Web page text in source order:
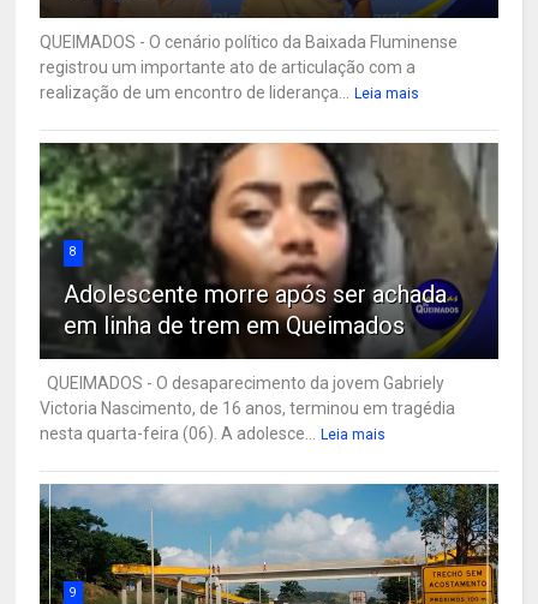
QUEIMADOS - O cenário político da Baixada Fluminense
registrou um importante ato de articulação com a
realização de um encontro de liderança...
Leia mais
8
Adolescente morre após ser achada
em linha de trem em Queimados
QUEIMADOS - O desaparecimento da jovem Gabriely
Victoria Nascimento, de 16 anos, terminou em tragédia
nesta quarta-feira (06). A adolesce...
Leia mais
9